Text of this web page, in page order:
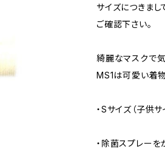
サイズにつきま
ご確認下さい。
綺麗なマスクで気
MS1は可愛い着
・Sサイズ（子供サ
・除菌スプレー